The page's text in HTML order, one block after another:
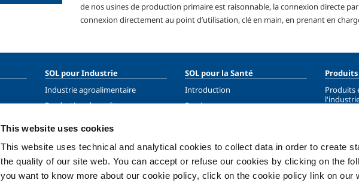
This website uses cookies
This website uses technical and analytical cookies to collect data in order to create
the quality of our site web. You can accept or refuse our cookies by clicking on the
you want to know more about our cookie policy, click on the cookie policy link on our
de nos usines de production primaire est raisonnable, la connexion directe
connexion directement au point d’utilisation, clé en main, en prenant en
SOL pour Industrie
Industrie agroalimentaire
Production des métaux
Pétrole & Gaz
Energie & Environnement
SOL pour la Santé
Introduction
Services
Gaz médicaux
Produits